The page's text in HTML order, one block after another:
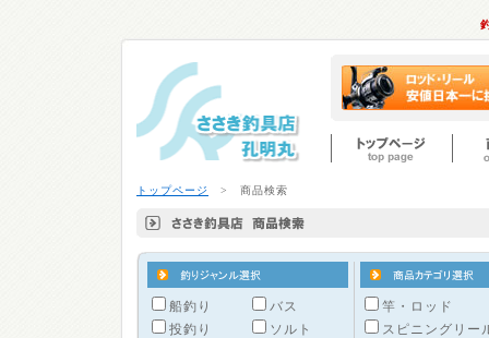
トップページ > 商品検索
船釣り
投釣り
バス
ソルト
竿・ロッド
スピニングリー